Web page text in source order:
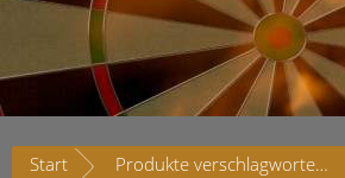
Start Produkte verschlagwortet mit „Orange-Weiss“